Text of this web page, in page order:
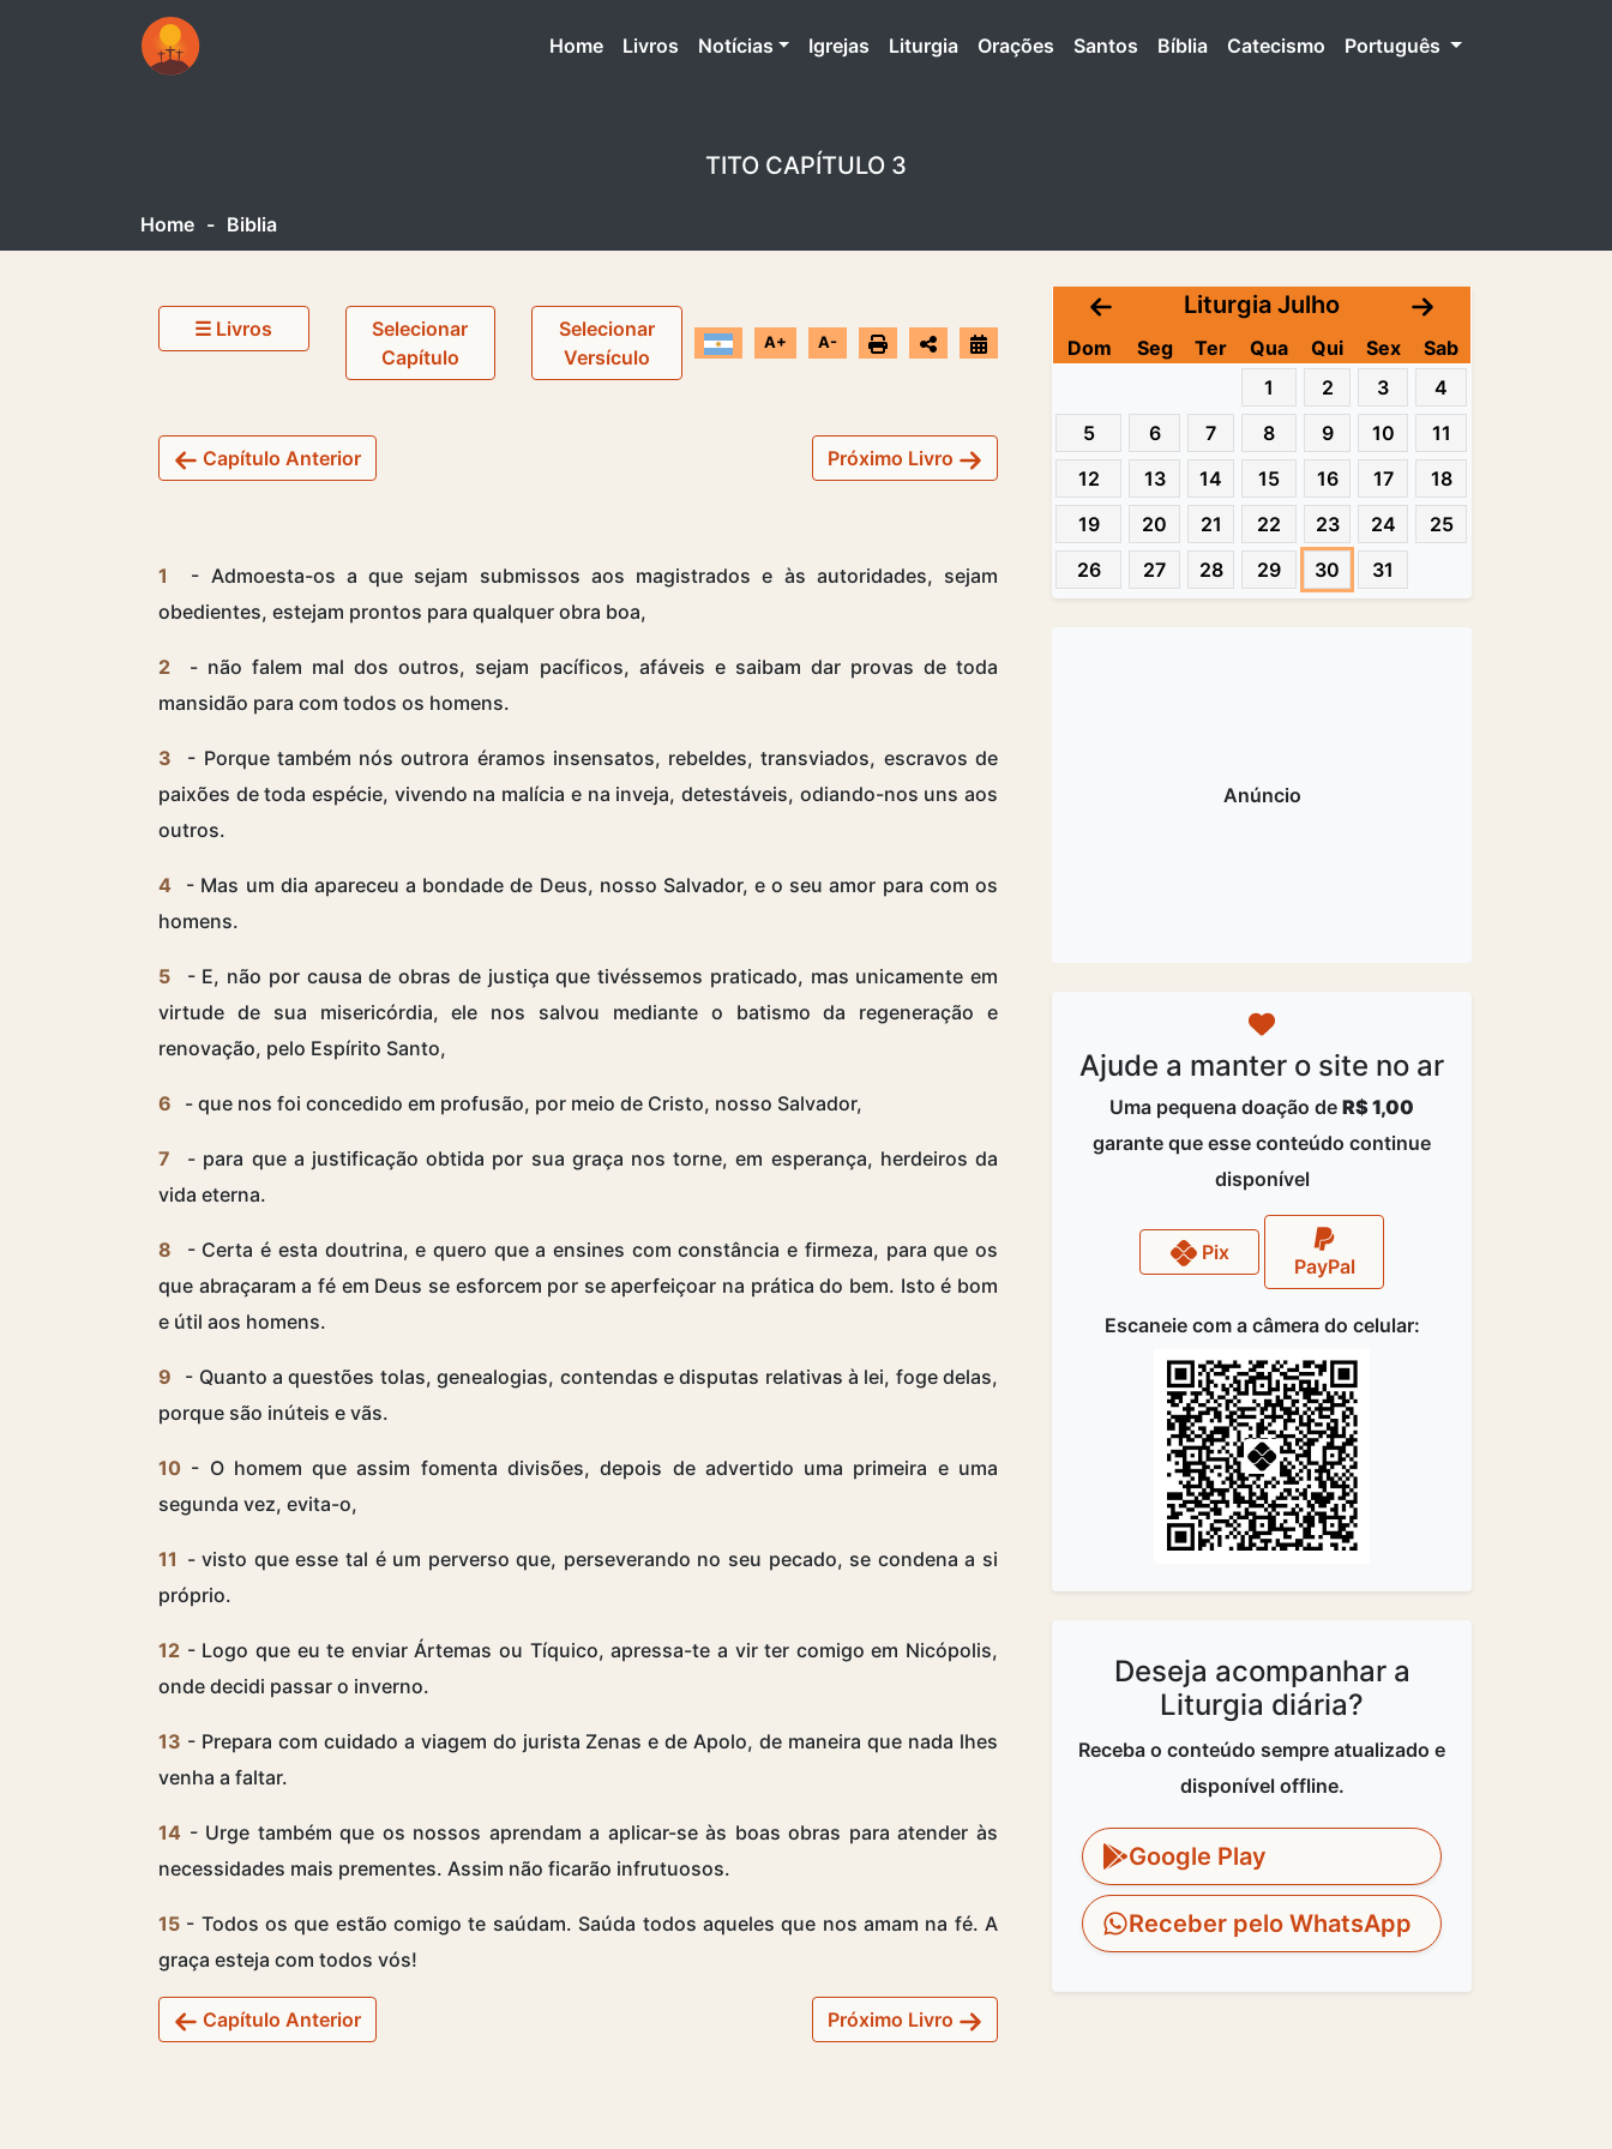
Home(atual)
Livros Notícias Igrejas Liturgia Orações Santos Bíblia Catecismo Português
TITO CAPÍTULO 3
Home - Biblia
☰ Livros
Selecionar
Capítulo
Selecionar
Versículo
A+ A-
Capítulo Anterior Próximo Livro
1
- Admoesta-os a que sejam submissos aos magistrados e às autoridades, sejam
obedientes, estejam prontos para qualquer obra boa,
2
- não falem mal dos outros, sejam pacíficos, afáveis e saibam dar provas de toda
mansidão para com todos os homens.
3
- Porque também nós outrora éramos insensatos, rebeldes, transviados, escravos de
paixões de toda espécie, vivendo na malícia e na inveja, detestáveis, odiando-nos uns aos
outros.
4
- Mas um dia apareceu a bondade de Deus, nosso Salvador, e o seu amor para com os
homens.
5
- E, não por causa de obras de justiça que tivéssemos praticado, mas unicamente em
virtude de sua misericórdia, ele nos salvou mediante o batismo da regeneração e
renovação, pelo Espírito Santo,
6 - que nos foi concedido em profusão, por meio de Cristo, nosso Salvador,
7
- para que a justificação obtida por sua graça nos torne, em esperança, herdeiros da
vida eterna.
8
- Certa é esta doutrina, e quero que a ensines com constância e firmeza, para que os
que abraçaram a fé em Deus se esforcem por se aperfeiçoar na prática do bem. Isto é bom
e útil aos homens.
9
- Quanto a questões tolas, genealogias, contendas e disputas relativas à lei, foge delas,
porque são inúteis e vãs.
10 - O homem que assim fomenta divisões, depois de advertido uma primeira e uma
segunda vez, evita-o,
11 - visto que esse tal é um perverso que, perseverando no seu pecado, se condena a si
próprio.
12 - Logo que eu te enviar Ártemas ou Tíquico, apressa-te a vir ter comigo em Nicópolis,
onde decidi passar o inverno.
13 - Prepara com cuidado a viagem do jurista Zenas e de Apolo, de maneira que nada lhes
venha a faltar.
14 - Urge também que os nossos aprendam a aplicar-se às boas obras para atender às
necessidades mais prementes. Assim não ficarão infrutuosos.
15 - Todos os que estão comigo te saúdam. Saúda todos aqueles que nos amam na fé. A
graça esteja com todos vós!
Capítulo Anterior Próximo Livro
Liturgia Julho
Dom Seg Ter Qua Qui Sex
Sab
1
2 3
4
5
6 7 8 9 10
11
12
13 14 15 16 17
18
19
20 21 22 23 24
25
26
27 28 29 30 31
Ajude a manter o site no ar
Uma pequena doação de R$ 1,00
garante que esse conteúdo continue
disponível
Pix
PayPal
Escaneie com a câmera do celular:
Deseja acompanhar a
Liturgia diária?
Receba o conteúdo sempre atualizado e
disponível offline.
Google Play
Receber pelo WhatsApp